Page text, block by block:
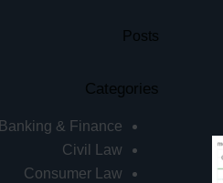
Posts
Categories
Banking & Finance
Civil Law
Consumer Law